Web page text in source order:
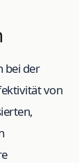
bei der
von